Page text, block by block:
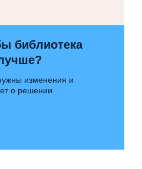
библиотека
изменения и
о решении